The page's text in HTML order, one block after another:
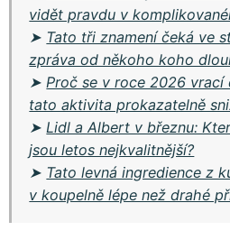
vidět pravdu v
➤ Tato tři znamení čeká ve
zpráva od někoho koho
➤ Proč se v roce 2026
tato aktivita prokazatelně
➤ Lidl a Albert v březnu:
jsou letos nejkvalitnější?
➤ Tato levná ingredience z
v koupelně lépe než drahé